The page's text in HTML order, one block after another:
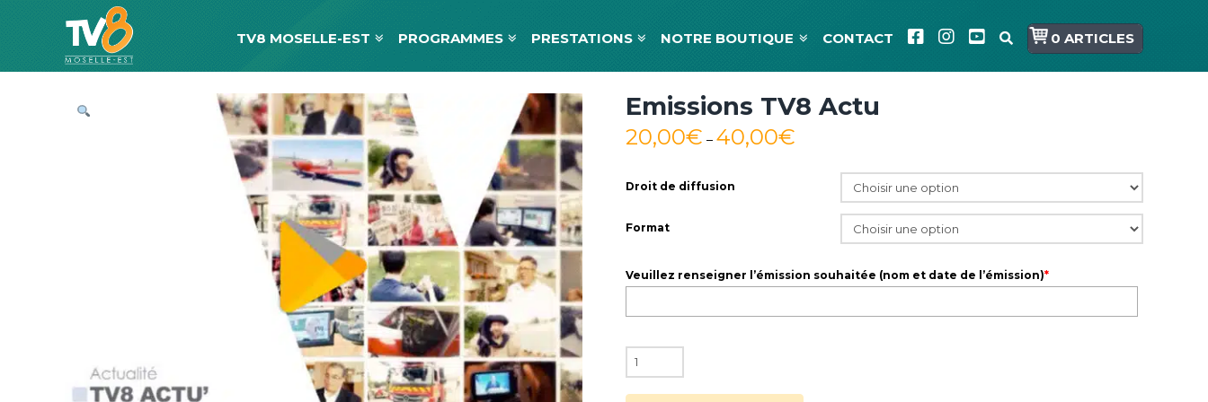
TV8 MOSELLE-EST PROGRAMMES PRESTATIONS NOTRE BOUTIQUE CONTACT 0 ARTICLES
Emissions TV8 Actu
20,00€ – 40,00€
Droit de diffusion
Format
Veuillez renseigner l’émission souhaitée (nom et date de l’émission)*
quantité
de
Emissions